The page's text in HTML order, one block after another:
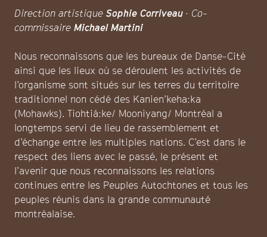
Direction artistique Sophie Corriveau · Co-
commissaire Michael Martini
Nous reconnaissons que les bureaux de Danse-Cité
ainsi que les lieux où se déroulent les activités de
l’organisme sont situés sur les terres du territoire
traditionnel non cédé des Kanien’keha:ka
(Mohawks). Tiohtiá:ke/ Mooniyang/ Montréal a
longtemps servi de lieu de rassemblement et
d’échange entre les multiples nations. C’est dans le
respect des liens avec le passé, le présent et
l’avenir que nous reconnaissons les relations
continues entre les Peuples Autochtones et tous les
peuples réunis dans la grande communauté
montréalaise.